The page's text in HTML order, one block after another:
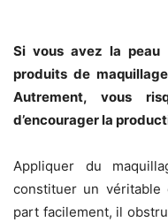
Si vous avez la peau
produits de
Autrement, vous
d’encourager la
Appliquer du
constituer un véritable
part facilement, il